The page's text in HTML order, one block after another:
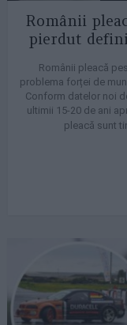
Românii
pierdut
Românii pleacă
problema forței de
Conform datelor noi
ultimii 15-20 de ani
pleacă sunt